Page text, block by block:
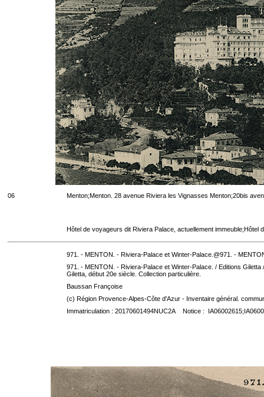
06 Menton;Menton. 28 avenue Riviera les Vignasses Menton;20bis
Hôtel de voyageurs dit Riviera Palace, actuellement immeuble;Hôtel
971. - MENTON. - Riviera-Palace et Winter-Palace.@971. -
971. - MENTON. - Riviera-Palace et Winter-Palace. / Editions
Giletta, début 20e siècle. Collection particulière.
Baussan Françoise
(c) Région Provence-Alpes-Côte d'Azur - Inventaire général.
Immatriculation : 20170601494NUC2A Notice :